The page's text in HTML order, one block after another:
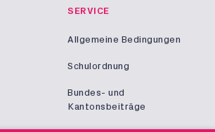
SERVICE
Allgemeine Bedingungen
Schulordnung
Bundes- und
Kantonsbeiträge